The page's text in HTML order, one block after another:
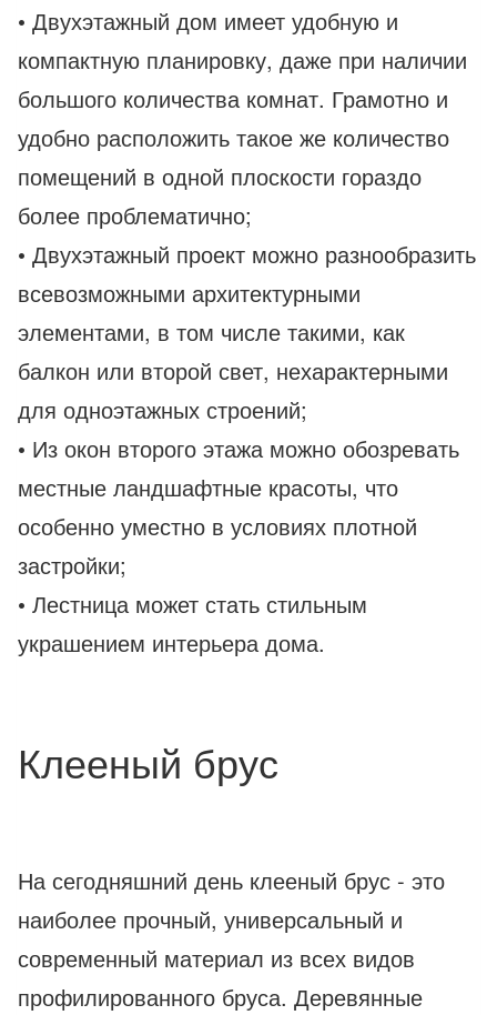
• Двухэтажный дом имеет удобную и
компактную планировку, даже при наличии
большого количества комнат. Грамотно и
удобно расположить такое же количество
помещений в одной плоскости гораздо
более проблематично;
• Двухэтажный проект можно разнообразить
всевозможными архитектурными
элементами, в том числе такими, как
балкон или второй свет, нехарактерными
для одноэтажных строений;
• Из окон второго этажа можно обозревать
местные ландшафтные красоты, что
особенно уместно в условиях плотной
застройки;
• Лестница может стать стильным
украшением интерьера дома.
Клееный брус
На сегодняшний день клееный брус - это
наиболее прочный, универсальный и
современный материал из всех видов
профилированного бруса. Деревянные